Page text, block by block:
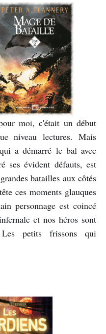
moi, c'était un début
niveau lectures. Mais
a démarré le bal avec
ses évident défauts, est
batailles aux côtés
ces moments glauques
personnage est coincé
et nos héros sont
petits frissons qui